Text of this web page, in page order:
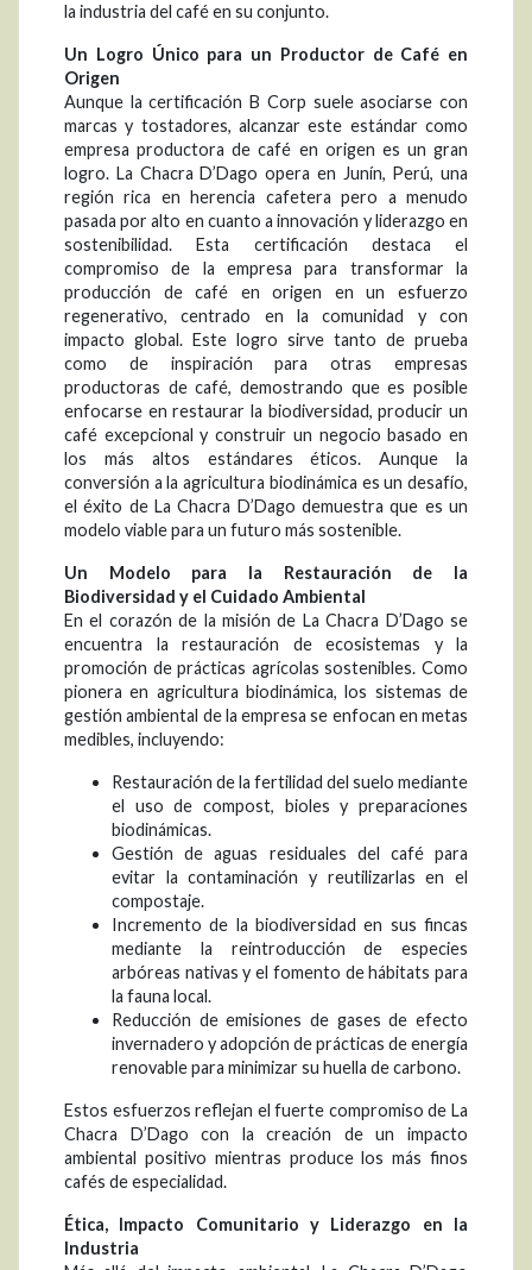
la industria del café en su conjunto.
Un Logro Único para un Productor de Café en
Origen
Aunque la certificación B Corp suele asociarse con
marcas y tostadores, alcanzar este estándar como
empresa productora de café en origen es un gran
logro. La Chacra D’Dago opera en Junín, Perú, una
región rica en herencia cafetera pero a menudo
pasada por alto en cuanto a innovación y liderazgo en
sostenibilidad. Esta certificación destaca el
compromiso de la empresa para transformar la
producción de café en origen en un esfuerzo
regenerativo, centrado en la comunidad y con
impacto global. Este logro sirve tanto de prueba
como de inspiración para otras empresas
productoras de café, demostrando que es posible
enfocarse en restaurar la biodiversidad, producir un
café excepcional y construir un negocio basado en
los más altos estándares éticos. Aunque la
conversión a la agricultura biodinámica es un desafío,
el éxito de La Chacra D’Dago demuestra que es un
modelo viable para un futuro más sostenible.
Un Modelo para la Restauración de la
Biodiversidad y el Cuidado Ambiental
En el corazón de la misión de La Chacra D’Dago se
encuentra la restauración de ecosistemas y la
promoción de prácticas agrícolas sostenibles. Como
pionera en agricultura biodinámica, los sistemas de
gestión ambiental de la empresa se enfocan en metas
medibles, incluyendo:
Restauración de la fertilidad del suelo mediante
el uso de compost, bioles y preparaciones
biodinámicas.
Gestión de aguas residuales del café para
evitar la contaminación y reutilizarlas en el
compostaje.
Incremento de la biodiversidad en sus fincas
mediante la reintroducción de especies
arbóreas nativas y el fomento de hábitats para
la fauna local.
Reducción de emisiones de gases de efecto
invernadero y adopción de prácticas de energía
renovable para minimizar su huella de carbono.
Estos esfuerzos reflejan el fuerte compromiso de La
Chacra D’Dago con la creación de un impacto
ambiental positivo mientras produce los más finos
cafés de especialidad.
Ética, Impacto Comunitario y Liderazgo en la
Industria